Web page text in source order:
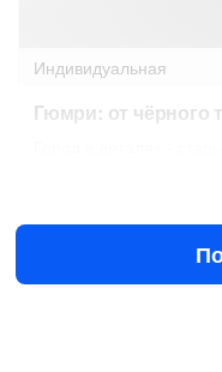
Индивидуальная
Гюмри: от чёрного
€45за человека